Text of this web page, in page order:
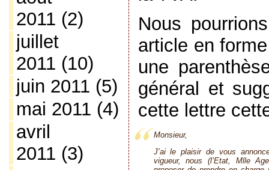
2011 (2)
juillet
2011 (10)
juin 2011 (5)
mai 2011 (4)
avril
2011 (3)
Nous
article en
une
général et
cette lettre
Monsieur,
J’ai le plaisir de vous
vigueur, nous (l’Etat, Mlle